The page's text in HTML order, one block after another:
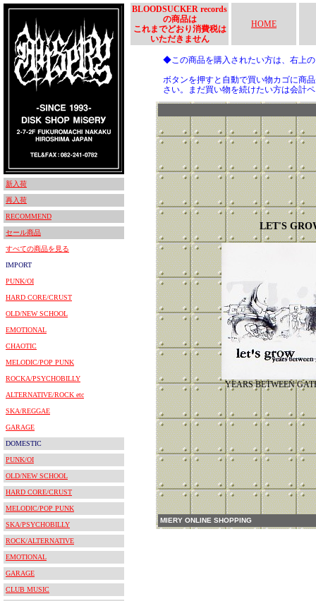
新入荷
再入荷
RECOMMEND
セール商品
すべての商品を見る
IMPORT
PUNK/OI
HARD CORE/CRUST
OLD/NEW SCHOOL
EMOTIONAL
CHAOTIC
MELODIC/POP PUNK
ROCKA/PSYCHOBILLY
ALTERNATIVE/ROCK etc
SKA/REGGAE
GARAGE
DOMESTIC
PUNK/OI
OLD/NEW SCHOOL
HARD CORE/CRUST
MELODIC/POP PUNK
SKA/PSYCHOBILLY
ROCK/ALTERNATIVE
EMOTIONAL
GARAGE
CLUB MUSIC
BLOODSUCKER records
の商品は
これまでどおり消費税は
いただきません
HOME
◆この商品を購入されたい方は、右上
ボタンを押すと自動で買い物カゴに商
さい。まだ買い物を続けたい方は会計
LET'S
YEARS BETWEEN
MIERY ONLINE SHOPPING